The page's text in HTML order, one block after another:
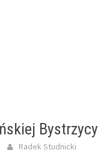
Bystrzycy
Radek Studnicki